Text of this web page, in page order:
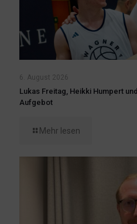
6. August 2026
Lukas Freitag, Heikki Humpert
Aufgebot
Mehr lesen